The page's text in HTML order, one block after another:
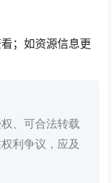
；如资源信息更
、可合法转载
利争议，应及